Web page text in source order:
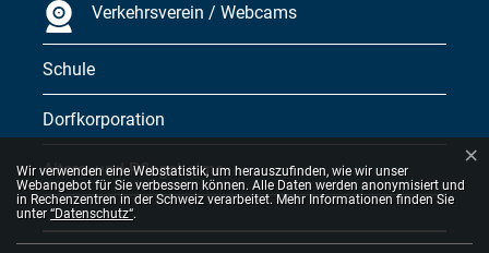
Verkehrsverein / Webcams
Schule
Dorfkorporation
Alters- und Pflegeheime
Webstatistik
Wir verwenden eine Webstatistik, um herauszufinden, wie wir unser
Webangebot für Sie verbessern können. Alle Daten werden anonymisiert und
in Rechenzentren in der Schweiz verarbeitet. Mehr Informationen finden Sie
unter“Datenschutz“.
×